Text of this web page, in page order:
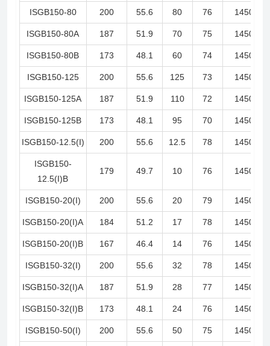
ISGB150-80 200 55.6 80 76 1450
ISGB150-80A 187 51.9 70 75 1450
ISGB150-80B 173 48.1 60 74 1450
ISGB150-125 200 55.6 125 73 1450
ISGB150-125A 187 51.9 110 72 1450
ISGB150-125B 173 48.1 95 70 1450
ISGB150-12.5(I) 200 55.6 12.5 78 1450
ISGB150-
12.5(I)B
179 49.7 10 76 1450
ISGB150-20(I) 200 55.6 20 79 1450
ISGB150-20(I)A 184 51.2 17 78 1450
ISGB150-20(I)B 167 46.4 14 76 1450
ISGB150-32(I) 200 55.6 32 78 1450
ISGB150-32(I)A 187 51.9 28 77 1450
ISGB150-32(I)B 173 48.1 24 76 1450
ISGB150-50(I) 200 55.6 50 75 1450